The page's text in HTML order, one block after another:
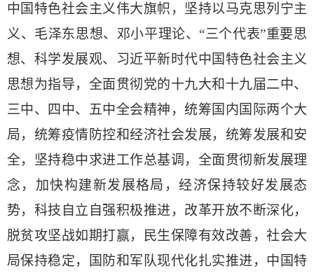
中国特色社会主义伟大旗帜，坚持以马克思列宁主
义、毛泽东思想、邓小平理论、“三个代表”重要思
想、科学发展观、习近平新时代中国特色社会主义
思想为指导，全面贯彻党的十九大和十九届二中、
三中、四中、五中全会精神，统筹国内国际两个大
局，统筹疫情防控和经济社会发展，统筹发展和安
全，坚持稳中求进工作总基调，全面贯彻新发展理
念，加快构建新发展格局，经济保持较好发展态
势，科技自立自强积极推进，改革开放不断深化，
脱贫攻坚战如期打赢，民生保障有效改善，社会大
局保持稳定，国防和军队现代化扎实推进，中国特